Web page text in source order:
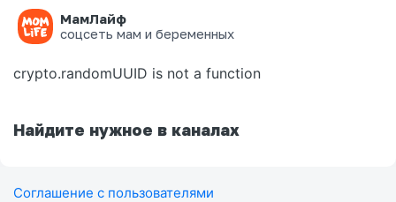
МамЛайф
соцсеть мам и беременных
Ошибка на странице
crypto.randomUUID is not a function
Найдите нужное в каналах
Соглашение с пользователями